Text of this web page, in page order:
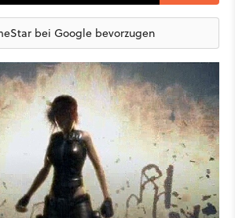
bei Google bevorzugen